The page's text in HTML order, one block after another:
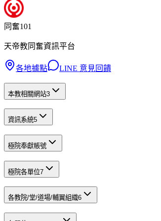
同奮101
天帝教同奮資訊平台
各地據點 LINE 意見回饋
本教相關網站3
資訊系統5
極院奉獻帳號
極院各單位7
各教院/堂/道場/輔翼組織6